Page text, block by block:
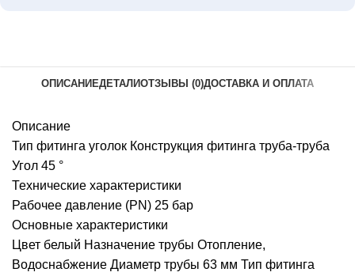
ОПИСАНИЕДЕТАЛИОТЗЫВЫ (0)ДОСТАВКА И ОПЛАТА
Описание
Тип фитинга уголок Конструкция фитинга труба-труба
Угол 45 °
Технические характеристики
Рабочее давление (PN) 25 бар
Основные характеристики
Цвет белый Назначение трубы Отопление,
Водоснабжение Диаметр трубы 63 мм Тип фитинга